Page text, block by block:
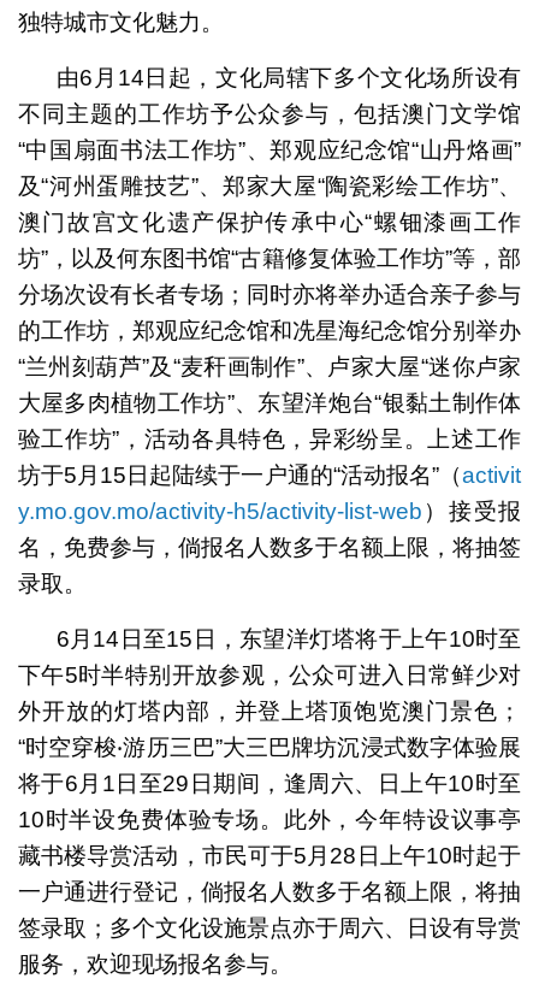
独特城市文化魅力。
由6月14日起，文化局辖下多个文化场所设有
不同主题的工作坊予公众参与，包括澳门文学馆
“中国扇面书法工作坊”、郑观应纪念馆“山丹烙画”
及“河州蛋雕技艺”、郑家大屋“陶瓷彩绘工作坊”、
澳门故宫文化遗产保护传承中心“螺钿漆画工作
坊”，以及何东图书馆“古籍修复体验工作坊”等，部
分场次设有长者专场；同时亦将举办适合亲子参与
的工作坊，郑观应纪念馆和冼星海纪念馆分别举办
“兰州刻葫芦”及“麦秆画制作”、卢家大屋“迷你卢家
大屋多肉植物工作坊”、东望洋炮台“银黏土制作体
验工作坊”，活动各具特色，异彩纷呈。上述工作
坊于5月15日起陆续于一户通的“活动报名”（activit
y.mo.gov.mo/activity-h5/activity-list-web ）接受报
名，免费参与，倘报名人数多于名额上限，将抽签
录取。
6月14日至15日，东望洋灯塔将于上午10时至
下午5时半特别开放参观，公众可进入日常鲜少对
外开放的灯塔内部，并登上塔顶饱览澳门景色；
“时空穿梭‧游历三巴”大三巴牌坊沉浸式数字体验展
将于6月1日至29日期间，逢周六、日上午10时至
10时半设免费体验专场。此外，今年特设议事亭
藏书楼导赏活动，市民可于5月28日上午10时起于
一户通进行登记，倘报名人数多于名额上限，将抽
签录取；多个文化设施景点亦于周六、日设有导赏
服务，欢迎现场报名参与。